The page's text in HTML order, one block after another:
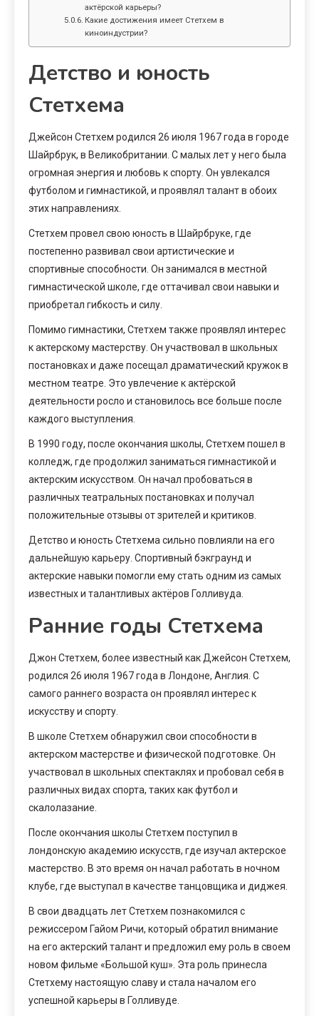
актёрской карьеры?
Какие достижения имеет Стетхем в
киноиндустрии?
Детство и юность
Стетхема
Джейсон Стетхем родился 26 июля 1967 года в городе
Шайрбрук, в Великобритании. С малых лет у него была
огромная энергия и любовь к спорту. Он увлекался
футболом и гимнастикой, и проявлял талант в обоих
этих направлениях.
Стетхем провел свою юность в Шайрбруке, где
постепенно развивал свои артистические и
спортивные способности. Он занимался в местной
гимнастической школе, где оттачивал свои навыки и
приобретал гибкость и силу.
Помимо гимнастики, Стетхем также проявлял интерес
к актерскому мастерству. Он участвовал в школьных
постановках и даже посещал драматический кружок в
местном театре. Это увлечение к актёрской
деятельности росло и становилось все больше после
каждого выступления.
В 1990 году, после окончания школы, Стетхем пошел в
колледж, где продолжил заниматься гимнастикой и
актерским искусством. Он начал пробоваться в
различных театральных постановках и получал
положительные отзывы от зрителей и критиков.
Детство и юность Стетхема сильно повлияли на его
дальнейшую карьеру. Спортивный бэкграунд и
актерские навыки помогли ему стать одним из самых
известных и талантливых актёров Голливуда.
Ранние годы Стетхема
Джон Стетхем, более известный как Джейсон Стетхем,
родился 26 июля 1967 года в Лондоне, Англия. С
самого раннего возраста он проявлял интерес к
искусству и спорту.
В школе Стетхем обнаружил свои способности в
актерском мастерстве и физической подготовке. Он
участвовал в школьных спектаклях и пробовал себя в
различных видах спорта, таких как футбол и
скалолазание.
После окончания школы Стетхем поступил в
лондонскую академию искусств, где изучал актерское
мастерство. В это время он начал работать в ночном
клубе, где выступал в качестве танцовщика и диджея.
В свои двадцать лет Стетхем познакомился с
режиссером Гайом Ричи, который обратил внимание
на его актерский талант и предложил ему роль в своем
новом фильме «Большой куш». Эта роль принесла
Стетхему настоящую славу и стала началом его
успешной карьеры в Голливуде.